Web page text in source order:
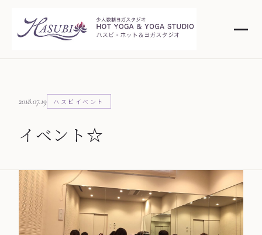
2018.07.19 ハスビイベント
イベント☆